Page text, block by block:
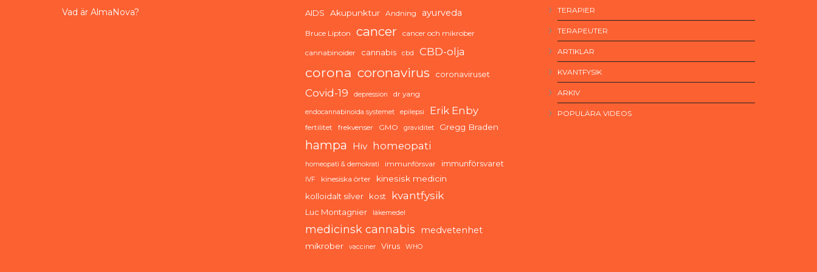
Vad är AlmaNova? AIDS Akupunktur Andning ayurveda
Bruce Lipton cancer cancer och mikrober
cannabinoider cannabis cbd CBD-olja
corona coronavirus coronaviruset
Covid-19 depression dr yang
endocannabinoida systemet epilepsi Erik Enby
fertilitet frekvenser GMO graviditet Gregg Braden
hampa Hiv homeopati
homeopati & demokrati immunförsvar immunförsvaret
IVF kinesiska örter
kinesisk medicin
kolloidalt silver
kost kvantfysik
Luc Montagnier läkemedel
medicinsk cannabis medvetenhet
mikrober vacciner Virus WHO
TERAPIER
TERAPEUTER
ARTIKLAR
KVANTFYSIK
ARKIV
POPULÄRA VIDEOS